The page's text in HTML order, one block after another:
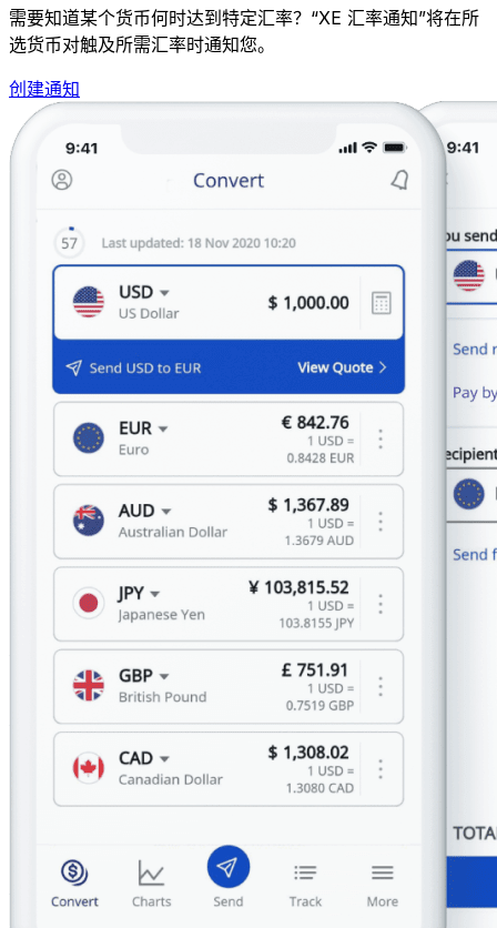
需要知道某个货币何时达到特定汇率？“XE 汇率通知”将在所
选货币对触及所需汇率时通知您。
创建通知